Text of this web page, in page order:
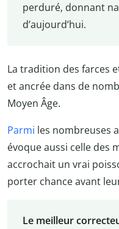
perduré, donnant
d’aujourd’hui.
La tradition des farces
et ancrée dans de
Moyen Âge.
Parmi les nombreuses
évoque aussi celle des
accrochait un vrai
porter chance avant
Le meilleur